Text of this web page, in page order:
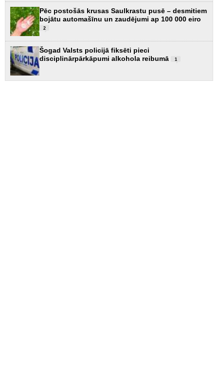
Pēc postošās krusas Saulkrastu pusē – desmitiem
bojātu automašīnu un zaudējumi ap 100 000 eiro
2
Šogad Valsts policijā fiksēti pieci
disciplinārpārkāpumi alkohola reibumā
1